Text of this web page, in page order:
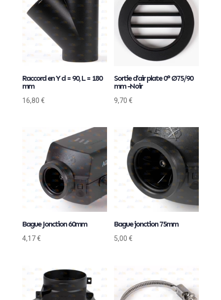
Raccord en Y d = 90, L = 180
mm
16,80 €
Sortie d’air plate 0° Ø75/90
mm -Noir
9,70€
Bague Jonction 60mm
4,17€
Bague jonction 75mm
5,00€